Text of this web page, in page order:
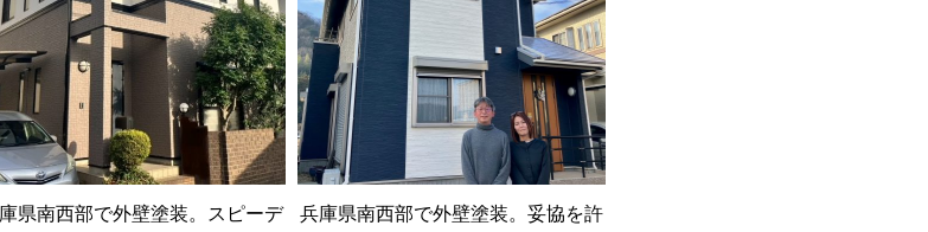
県南西部で外壁塗装。スピーデ
兵庫県南西部で外壁塗装。妥協を許